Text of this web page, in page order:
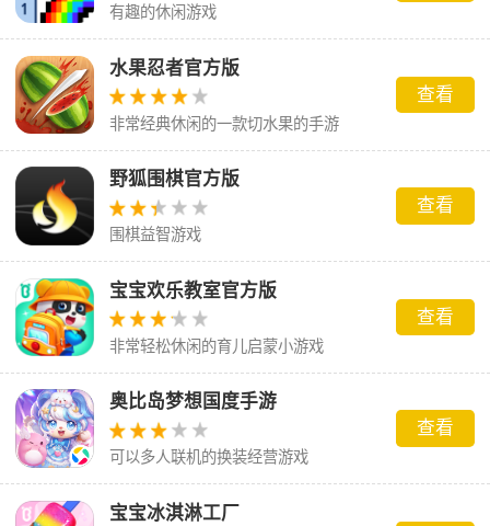
有趣的休闲游戏
水果忍者官方版
非常经典休闲的一款切水果的手游
查看
野狐围棋官方版
围棋益智游戏
查看
宝宝欢乐教室官方版
非常轻松休闲的育儿启蒙小游戏
查看
奥比岛梦想国度手游
可以多人联机的换装经营游戏
查看
宝宝冰淇淋工厂